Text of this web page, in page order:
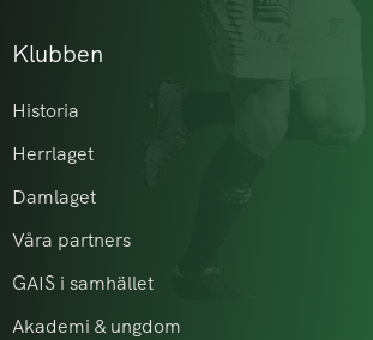
Klubben
Historia
Herrlaget
Damlaget
Våra partners
GAIS i samhället
Akademi & ungdom